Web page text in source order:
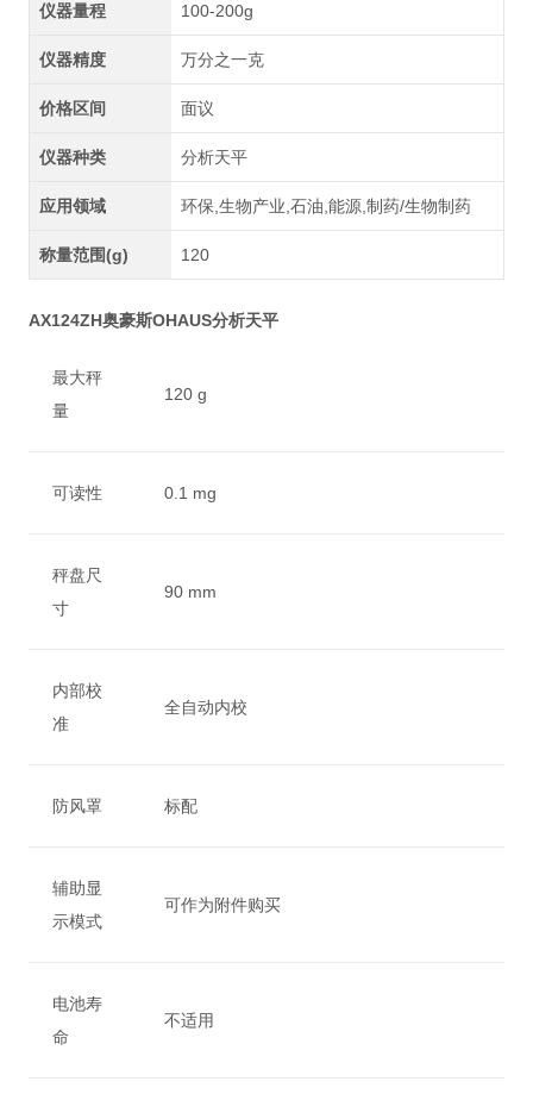
仪器量程 100-200g
仪器精度 万分之一克
价格区间 面议
仪器种类 分析天平
应用领域 环保,生物产业,石油,能源,制药/生物制药
称量范围(g) 120
AX124ZH奥豪斯OHAUS分析天平
最大秤
量
120 g
可读性 0.1 mg
秤盘尺
寸
90 mm
内部校
准
全自动内校
防风罩 标配
辅助显
示模式
可作为附件购买
电池寿
命
不适用